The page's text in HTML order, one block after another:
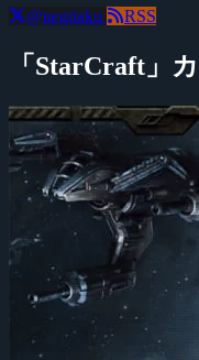
@negitaku RSS
「StarCraft」